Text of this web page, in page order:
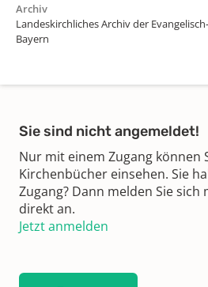
Archiv
Landeskirchliches Archiv der
Bayern
Sie sind nicht angemeldet!
Nur mit einem Zugang können
Kirchenbücher einsehen. Sie
Zugang? Dann melden Sie
direkt an.
Jetzt anmelden